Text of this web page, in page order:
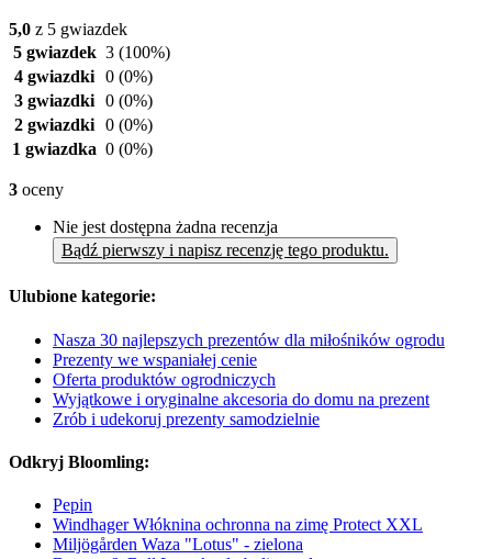
5,0 z 5 gwiazdek
5 gwiazdek 3 (100%)
4 gwiazdki 0 (0%)
3 gwiazdki 0 (0%)
2 gwiazdki 0 (0%)
1 gwiazdka 0 (0%)
3 oceny
Nie jest dostępna żadna recenzja
Bądź pierwszy i napisz recenzję tego produktu.
Ulubione kategorie:
Nasza 30 najlepszych prezentów dla miłośników ogrodu
Prezenty we wspaniałej cenie
Oferta produktów ogrodniczych
Wyjątkowe i oryginalne akcesoria do domu na prezent
Zrób i udekoruj prezenty samodzielnie
Odkryj Bloomling:
Pepin
Windhager Włóknina ochronna na zimę Protect XXL
Miljögården Waza "Lotus" - zielona